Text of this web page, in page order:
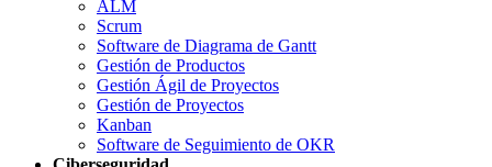
ALM
Scrum
Software de Diagrama de Gantt
Gestión de Productos
Gestión Ágil de Proyectos
Gestión de Proyectos
Kanban
Software de Seguimiento de OKR